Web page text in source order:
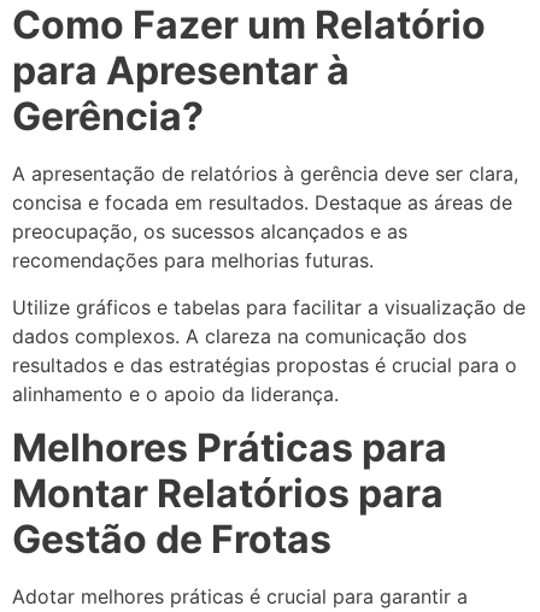
Como Fazer um Relatório
para Apresentar à
Gerência?
A apresentação de relatórios à gerência deve ser clara,
concisa e focada em resultados. Destaque as áreas de
preocupação, os sucessos alcançados e as
recomendações para melhorias futuras.
Utilize gráficos e tabelas para facilitar a visualização de
dados complexos. A clareza na comunicação dos
resultados e das estratégias propostas é crucial para o
alinhamento e o apoio da liderança.
Melhores Práticas para
Montar Relatórios para
Gestão de Frotas
Adotar melhores práticas é crucial para garantir a